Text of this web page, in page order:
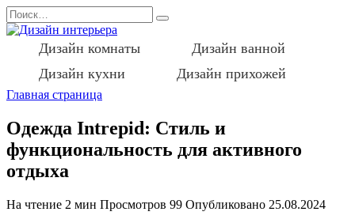
Перейти
к
содержанию
Search
for:
Дизайн комнаты
Дизайн ванной
Дизайн кухни
Дизайн прихожей
Главная страница
Одежда Intrepid: Стиль и
функциональность для активного
отдыха
На чтение 2 мин Просмотров 99 Опубликовано 25.08.2024